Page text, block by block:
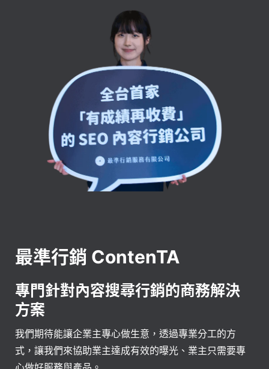
最準行銷 ContenTA
專門針對內容搜尋行銷的商務解決
方案
我們期待能讓企業主專心做生意，透過專業分工的方
式，讓我們來協助業主達成有效的曝光、業主只需要專